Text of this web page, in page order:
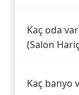
Kaç oda
(Salon
Kaç banyo